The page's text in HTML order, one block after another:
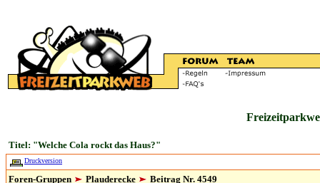
Titel: "Welche Cola rockt das Haus?"
Druckversion
Foren-Gruppen Plauderecke Beitrag Nr. 4549